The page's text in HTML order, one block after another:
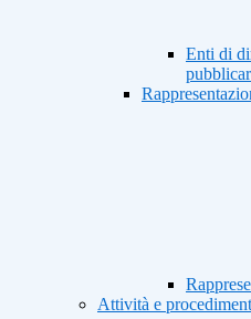
Enti di
Attività e